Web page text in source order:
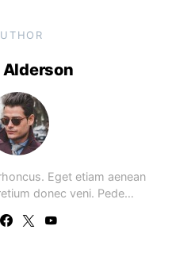
Alderson
Eget etiam aenean
donec veni. Pede…